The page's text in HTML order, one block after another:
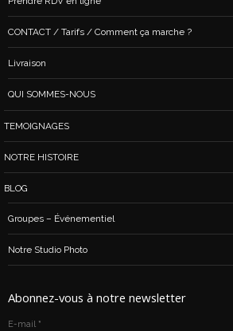
CONTACT / Tarifs / Comment ça marche ?
Livraison
QUI SOMMES-NOUS
TEMOIGNAGES
NOTRE HISTOIRE
BLOG
Groupes – Événementiel
Notre Studio Photo
Abonnez-vous à notre newsletter
E-mail *